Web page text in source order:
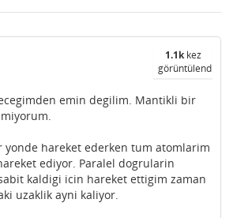
1.1kkez
görüntülendi
emin degilim. Mantikli bir
yonde hareket ederken tum atomlarim
ediyor. Paralel dogrularin
kaldigi icin hareket ettigim zaman
uzaklik ayni kaliyor.